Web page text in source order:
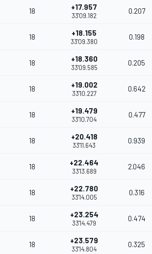
18 +17.957
33'09.182
0.207
18 +18.155
33'09.380
0.198
18 +18.360
33'09.585
0.205
18 +19.002
33'10.227
0.642
18 +19.479
33'10.704
0.477
18 +20.418
33'11.643
0.939
18 +22.464
33'13.689
2.046
18 +22.780
33'14.005
0.316
18 +23.254
33'14.479
0.474
18 +23.579
33'14.804
0.325